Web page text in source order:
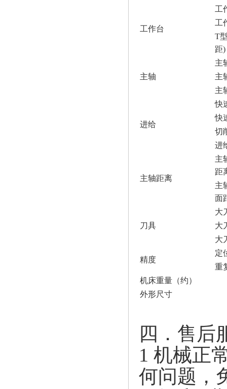
工作台
工
工
T
距)
主轴
主
主
主
进给
快
快
切
进
主轴距离
主
距
主
面
刀具
大
大
大
精度
定
重
机床重量（约）
外形尺寸
四．售后
1 机械正
何问题，